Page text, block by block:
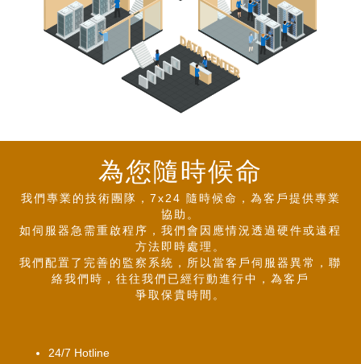
為您隨時候命
我們專業的技術團隊，7x24 隨時候命，為客戶提供專業
協助。
如伺服器急需重啟程序，我們會因應情況透過硬件或遠程
方法即時處理。
我們配置了完善的監察系統，所以當客戶伺服器異常，聯
絡我們時，往往我們已經行動進行中，為客戶
爭取保貴時間。
24/7 Hotline